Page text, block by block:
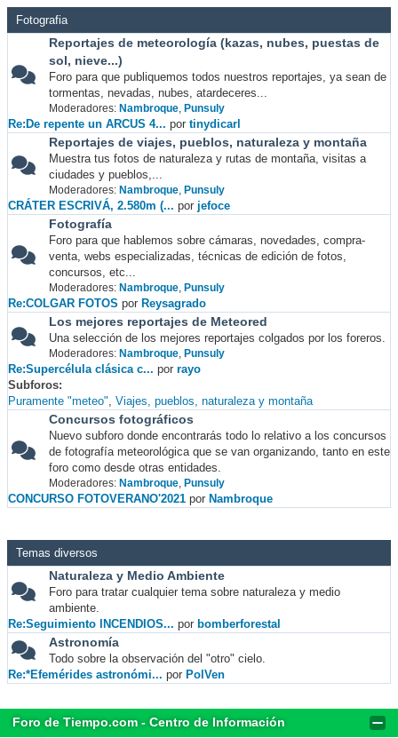
Fotografia
Reportajes de meteorología (kazas, nubes, puestas de
sol, nieve...)
Foro para que publiquemos todos nuestros reportajes, ya sean de
tormentas, nevadas, nubes, atardeceres...
Moderadores: Nambroque, Punsuly
Re:De repente un ARCUS 4... por tinydicarl
Reportajes de viajes, pueblos, naturaleza y montaña
Muestra tus fotos de naturaleza y rutas de montaña, visitas a
ciudades y pueblos,...
Moderadores: Nambroque, Punsuly
CRÁTER ESCRIVÁ, 2.580m (... por jefoce
Fotografía
Foro para que hablemos sobre cámaras, novedades, compra-
venta, webs especializadas, técnicas de edición de fotos,
concursos, etc...
Moderadores: Nambroque, Punsuly
Re:COLGAR FOTOS por Reysagrado
Los mejores reportajes de Meteored
Una selección de los mejores reportajes colgados por los foreros.
Moderadores: Nambroque, Punsuly
Re:Supercélula clásica c... por rayo
Subforos
Puramente "meteo" Viajes, pueblos, naturaleza y montaña
Concursos fotográficos
Nuevo subforo donde encontrarás todo lo relativo a los concursos
de fotografía meteorológica que se van organizando, tanto en este
foro como desde otras entidades.
Moderadores: Nambroque, Punsuly
CONCURSO FOTOVERANO'2021 por Nambroque
Temas diversos
Naturaleza y Medio Ambiente
Foro para tratar cualquier tema sobre naturaleza y medio
ambiente.
Re:Seguimiento INCENDIOS... por bomberforestal
Astronomía
Todo sobre la observación del "otro" cielo.
Re:*Efemérides astronómi... por PolVen
Foro de Tiempo.com - Centro de Información